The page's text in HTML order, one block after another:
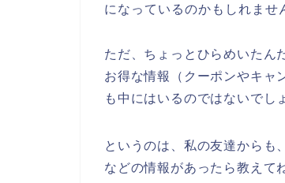
になっているのかもしれませ
ただ、ちょっとひらめいたん
お得な情報（クーポンやキャ
も中にはいるのではないでし
というのは、私の友達からも
などの情報があったら教えて